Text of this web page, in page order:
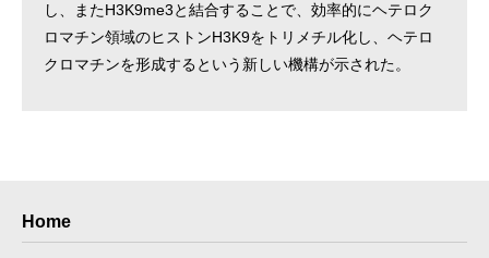
し、またH3K9me3と結合することで、効率的にヘテロク
ロマチン領域のヒストンH3K9をトリメチル化し、ヘテロ
クロマチンを形成するという新しい機構が示された。
Home